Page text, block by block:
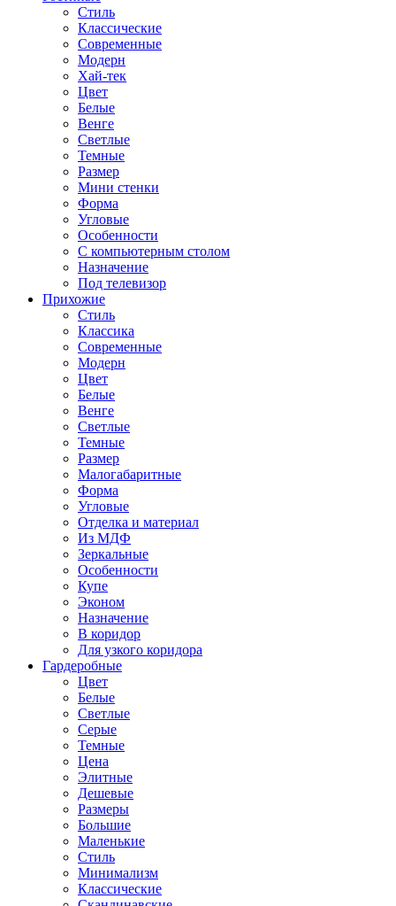
Стиль
Классические
Современные
Модерн
Хай-тек
Цвет
Белые
Венге
Светлые
Темные
Размер
Мини стенки
Форма
Угловые
Особенности
С компьютерным столом
Назначение
Под телевизор
Прихожие
Стиль
Классика
Современные
Модерн
Цвет
Белые
Венге
Светлые
Темные
Размер
Малогабаритные
Форма
Угловые
Отделка и материал
Из МДФ
Зеркальные
Особенности
Купе
Эконом
Назначение
В коридор
Для узкого коридора
Гардеробные
Цвет
Белые
Светлые
Серые
Темные
Цена
Элитные
Дешевые
Размеры
Большие
Маленькие
Стиль
Минимализм
Классические